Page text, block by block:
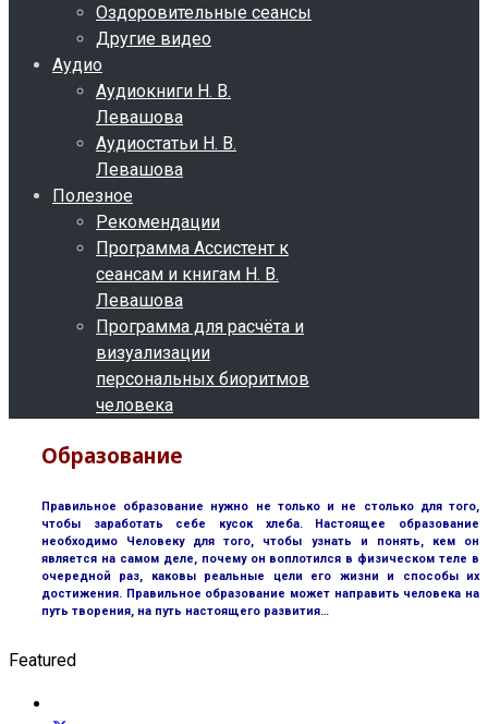
Оздоровительные сеансы
Другие видео
Аудио
Аудиокниги Н. В.
Левашова
Аудиостатьи Н. В.
Левашова
Полезное
Рекомендации
Программа Ассистент к
сеансам и книгам Н. В.
Левашова
Программа для расчёта и
визуализации
персональных биоритмов
человека
Образование
Правильное образование нужно не только и не столько для того,
чтобы заработать себе кусок хлеба. Настоящее образование
необходимо Человеку для того, чтобы узнать и понять, кем он
является на самом деле, почему он воплотился в физическом теле в
очередной раз, каковы реальные цели его жизни и способы их
достижения. Правильное образование может направить человека на
путь творения, на путь настоящего развития…
Featured